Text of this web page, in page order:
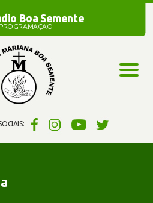
Boa Semente
Boa Semente